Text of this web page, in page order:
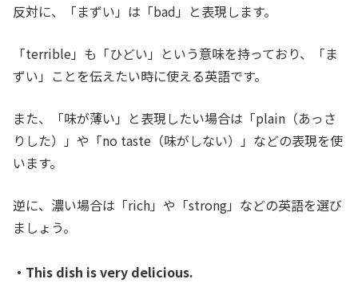
反対に、「まずい」は「bad」と表現します。
「terrible」も「ひどい」という意味を持っており、「ま
ずい」ことを伝えたい時に使える英語です。
また、「味が薄い」と表現したい場合は「plain（あっさ
りした）」や「no taste（味がしない）」などの表現を使
います。
逆に、濃い場合は「rich」や「strong」などの英語を選び
ましょう。
・This dish is very delicious.